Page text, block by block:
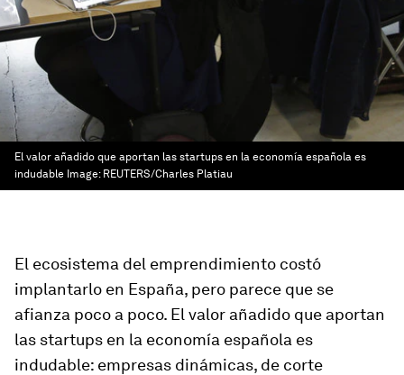
El valor añadido que aportan las startups en la economía española es
indudable Image: REUTERS/Charles Platiau
El ecosistema del emprendimiento costó
implantarlo en España, pero parece que se
afianza poco a poco. El valor añadido que aportan
las startups en la economía española es
indudable: empresas dinámicas, de corte